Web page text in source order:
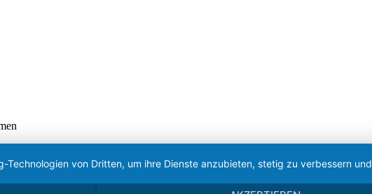
Technologien von Dritten, um ihre Dienste anzubieten, stetig zu verbessern